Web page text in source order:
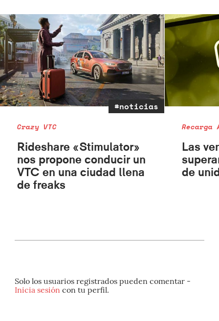
#noticias
Crazy VTC
Rideshare «Stimulator»
nos propone conducir un
VTC en una ciudad llena
de freaks
Recarga
Las
de
Solo los usuarios registrados pueden comentar -
Inicia sesión con tu perfil.